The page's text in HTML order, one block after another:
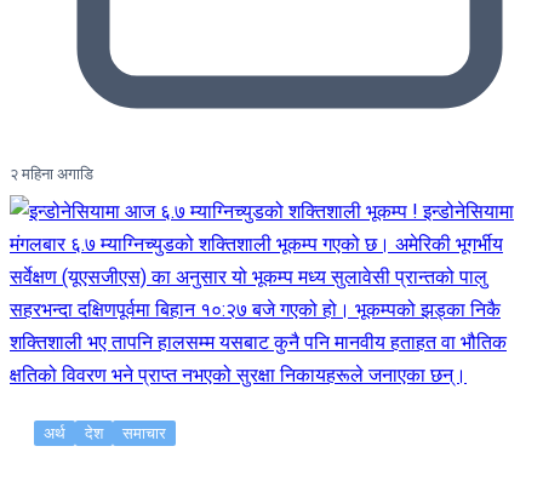
२ महिना अगाडि
अर्थ देश समाचार